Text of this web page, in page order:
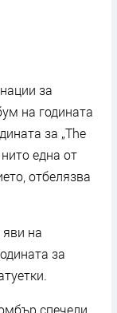
за
на годината
за „The
една от
отбелязва
на
за
спечели